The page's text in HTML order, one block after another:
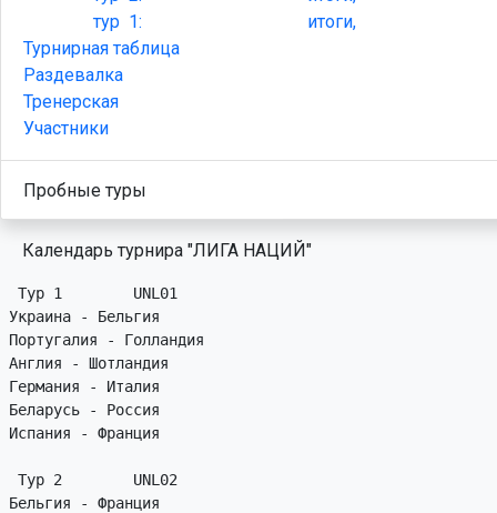
тур1:
итоги,
Турнирная таблица
Раздевалка
Тренерская
Участники
Пробные туры
Календарь турнира "ЛИГА НАЦИЙ"
Тур 1        UNL01
Украина - Бельгия
Португалия - Голландия
Англия - Шотландия
Германия - Италия
Беларусь - Россия
Испания - Франция
Тур 2        UNL02
Бельгия - Франция